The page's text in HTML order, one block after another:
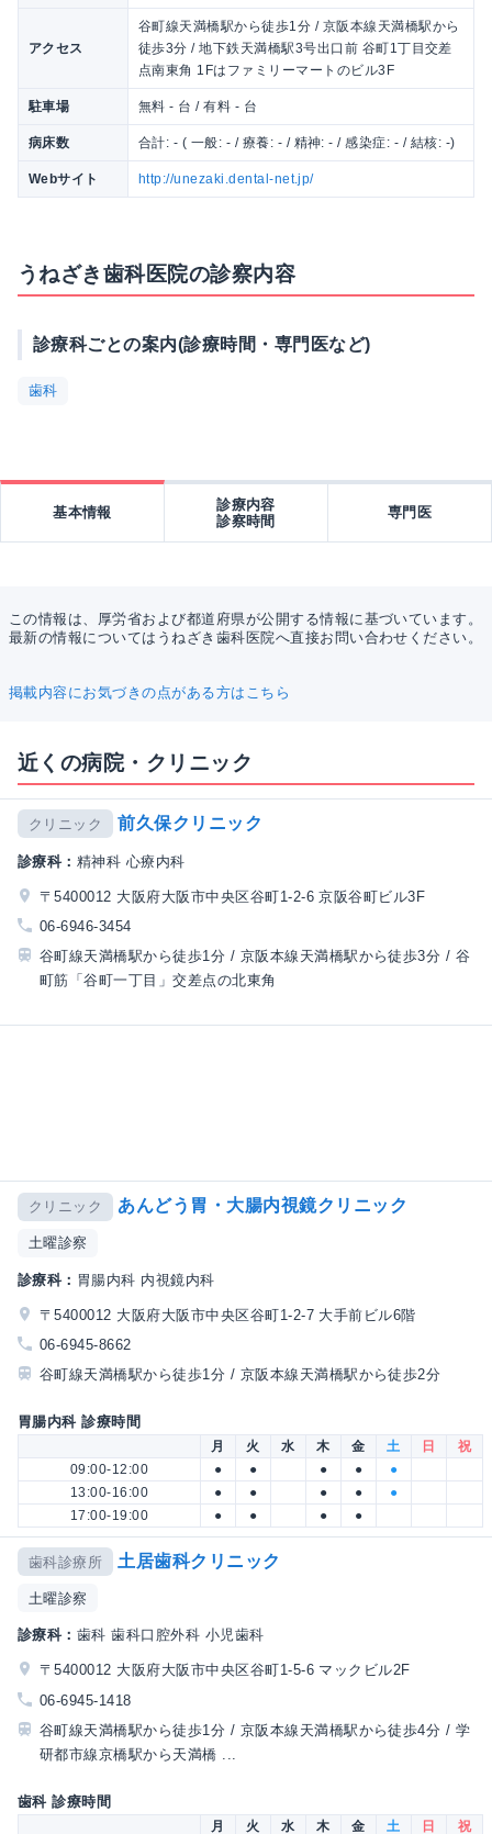
アクセス
谷町線天満橋駅から徒歩1分 / 京阪本線天満橋駅から
徒歩3分 / 地下鉄天満橋駅3号出口前 谷町1丁目交差
点南東角 1Fはファミリーマートのビル3F
駐車場 無料 - 台 / 有料 - 台
病床数 合計: - ( 一般: - / 療養: - / 精神: - / 感染症: - / 結核: -)
Webサイト http://unezaki.dental-net.jp/
うねざき歯科医院の診察内容
診療科ごとの案内(診療時間・専門医など)
歯科
基本情報
診療内容
診察時間
専門医
この情報は、厚労省および都道府県が公開する情報に基づいています。
最新の情報についてはうねざき歯科医院へ直接お問い合わせください。
掲載内容にお気づきの点がある方はこちら
近くの病院・クリニック
クリニック 前久保クリニック
診療科： 精神科 心療内科
〒5400012 大阪府大阪市中央区谷町1-2-6 京阪谷町ビル3F
06-6946-3454
谷町線天満橋駅から徒歩1分 / 京阪本線天満橋駅から徒歩3分 / 谷
町筋「谷町一丁目」交差点の北東角
クリニック あんどう胃・大腸内視鏡クリニック
土曜診察
診療科： 胃腸内科 内視鏡内科
〒5400012 大阪府大阪市中央区谷町1-2-7 大手前ビル6階
06-6945-8662
谷町線天満橋駅から徒歩1分 / 京阪本線天満橋駅から徒歩2分
胃腸内科 診療時間
月 火 水 木 金 土 日
祝
09:00-12:00
● ● ● ●
●
13:00-16:00
● ● ● ●
●
17:00-19:00
● ● ● ●
歯科診療所 土居歯科クリニック
土曜診察
診療科： 歯科 歯科口腔外科 小児歯科
〒5400012 大阪府大阪市中央区谷町1-5-6 マックビル2F
06-6945-1418
谷町線天満橋駅から徒歩1分 / 京阪本線天満橋駅から徒歩4分 / 学
研都市線京橋駅から天満橋 ...
歯科 診療時間
月 火 水 木 金 土 日 祝